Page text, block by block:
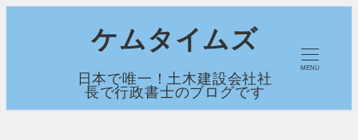
コ
ケムタイムズ
日本で唯一！土木建設会社社
長で行政書士のブログです
MENU